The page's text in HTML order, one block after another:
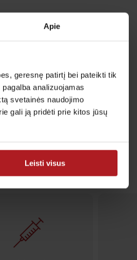
Apie
geresnę patirtį bei pateikti tik
analizuojamas
svetainės naudojimo
gali ją pridėti prie kitos jūsų
Leisti visus
Širdies ir